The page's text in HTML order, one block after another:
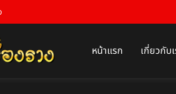
หน้าแรก เกี่ยวกับ